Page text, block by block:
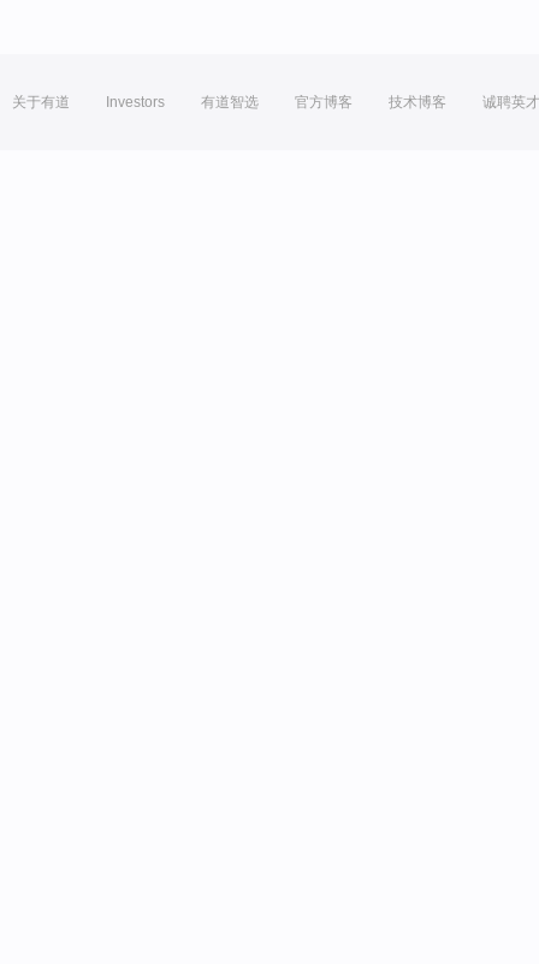
关于有道 Investors 有道智选 官方博客 技术博客 诚聘英才